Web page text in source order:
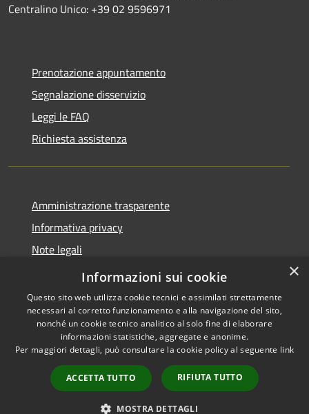
Centralino Unico: +39 02 9596971
Prenotazione appuntamento
Segnalazione disservizio
Leggi le FAQ
Richiesta assistenza
Amministrazione trasparente
Informativa privacy
Note legali
Dichiarazione di accessibilità
Accessibilità
Copyright © 2026 • Comune di
Pessano con Bornago •
Powered byMunicipium
Accesso redazione
×
Informazioni sui cookie
Questo sito web utilizza cookie tecnici e assimilati strettamente
necessari al corretto funzionamento e alla navigazione del sito,
nonché un cookie tecnico analitico al solo fine di elaborare
informazioni statistiche, aggregate e anonime.
Per maggiori dettagli, può consultare la cookie policy al seguente link
ACCETTA TUTTO RIFIUTA TUTTO
MOSTRA DETTAGLI